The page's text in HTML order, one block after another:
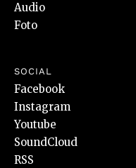
Audio
Foto
SOCIAL
Facebook
Instagram
Youtube
SoundCloud
RSS